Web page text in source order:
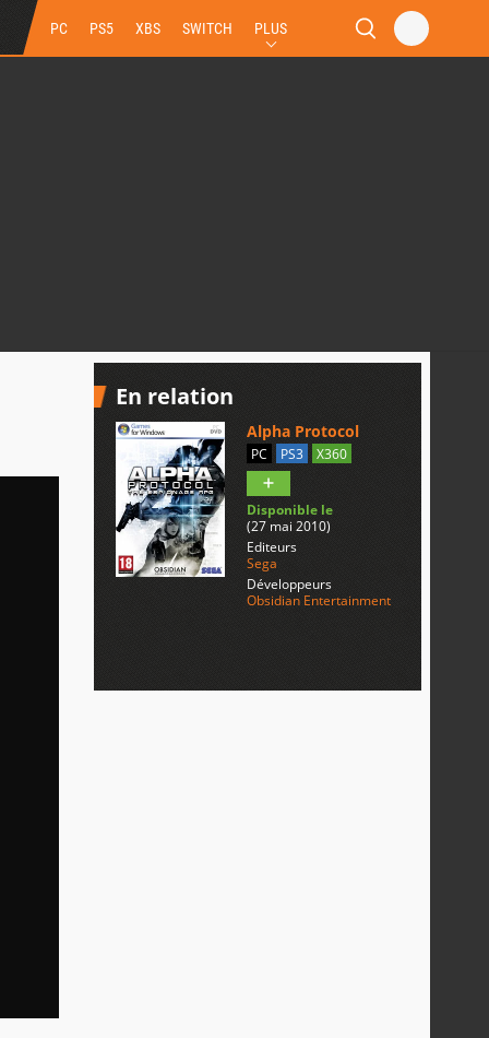
PC PS5 XBS SWITCH PLUS
En relation
Alpha Protocol
PC PS3 X360
Disponible le
(27 mai 2010)
Editeurs
Sega
Développeurs
Obsidian Entertainment